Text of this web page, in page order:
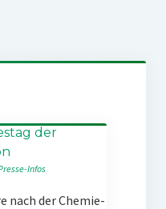
der
Infos
nach der Chemie-